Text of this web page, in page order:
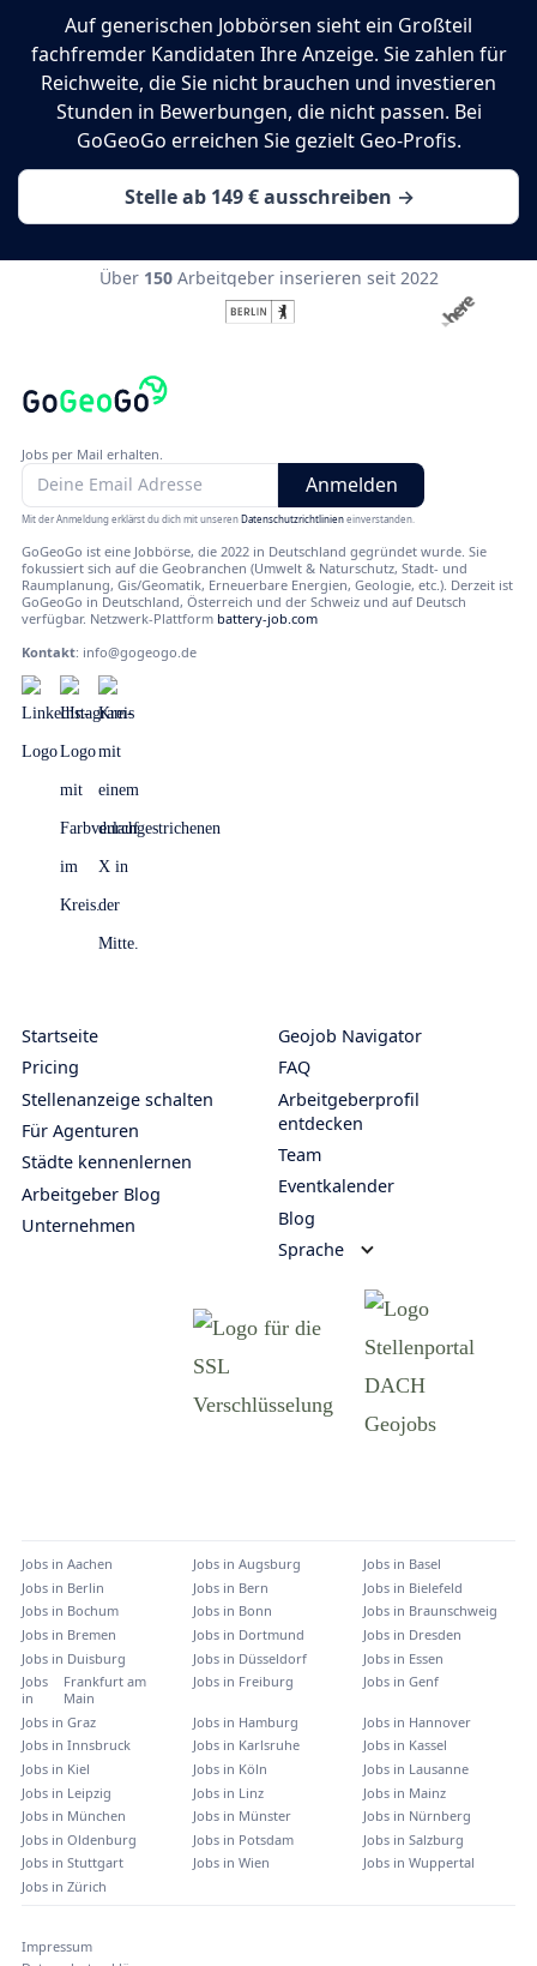
Auf generischen Jobbörsen sieht ein Großteil
fachfremder Kandidaten Ihre Anzeige. Sie zahlen für
Reichweite, die Sie nicht brauchen und investieren
Stunden in Bewerbungen, die nicht passen. Bei
GoGeoGo erreichen Sie gezielt Geo-Profis.
Stelle ab 149 € ausschreiben →
Über150 Arbeitgeber inserieren seit 2022
Jobs per Mail erhalten.
Mit der Anmeldung erklärst du dich mit unserenDatenschutzrichtlinieneinverstanden.
GoGeoGo ist eine Jobbörse, die 2022 in Deutschland gegründet wurde. Sie
fokussiert sich auf die Geobranchen (Umwelt & Naturschutz, Stadt- und
Raumplanung, Gis/Geomatik, Erneuerbare Energien, Geologie, etc.). Derzeit ist
GoGeoGo in Deutschland, Österreich und der Schweiz und auf Deutsch
verfügbar. Netzwerk-Plattform battery-job.com
Kontakt: info@gogeogo.de
Startseite
Pricing
Stellenanzeige schalten
Für Agenturen
Städte kennenlernen
Arbeitgeber Blog
Unternehmen
Geojob Navigator
FAQ
Arbeitgeberprofil
entdecken
Team
Eventkalender
Blog
Sprache
Jobs in Aachen Jobs in Augsburg Jobs in Basel
Jobs in Berlin Jobs in Bern Jobs in Bielefeld
Jobs in Bochum Jobs in Bonn Jobs in Braunschweig
Jobs in Bremen Jobs in Dortmund Jobs in Dresden
Jobs in Duisburg Jobs in Düsseldorf Jobs in Essen
Jobs
in
Frankfurt am
Main
Jobs in Freiburg Jobs inGenf
Jobs in Graz Jobs in Hamburg Jobs in Hannover
Jobs in Innsbruck Jobs in Karlsruhe Jobs in Kassel
Jobs in Kiel Jobs in Köln Jobs in Lausanne
Jobs in Leipzig Jobs in Linz Jobs in Mainz
Jobs in München Jobs in Münster Jobs in Nürnberg
Jobs in Oldenburg Jobs in Potsdam Jobs inSalzburg
Jobs in Stuttgart Jobs in Wien Jobs inWuppertal
Jobs in Zürich
Impressum